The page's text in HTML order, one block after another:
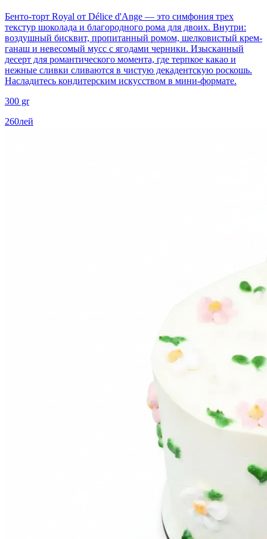
Бенто-торт Royal от Délice d'Ange — это симфония трех
текстур шоколада и благородного рома для двоих. Внутри:
воздушный бисквит, пропитанный ромом, шелковистый крем-
ганаш и невесомый мусс с ягодами черники. Изысканный
десерт для романтического момента, где терпкое какао и
нежные сливки сливаются в чистую декадентскую роскошь.
Насладитесь кондитерским искусством в мини-формате.
300 gr
260лей